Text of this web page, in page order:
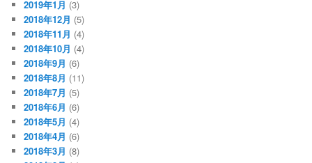
2019年1月 (3)
2018年12月 (5)
2018年11月 (4)
2018年10月 (4)
2018年9月 (6)
2018年8月 (11)
2018年7月 (5)
2018年6月 (6)
2018年5月 (4)
2018年4月 (6)
2018年3月 (8)